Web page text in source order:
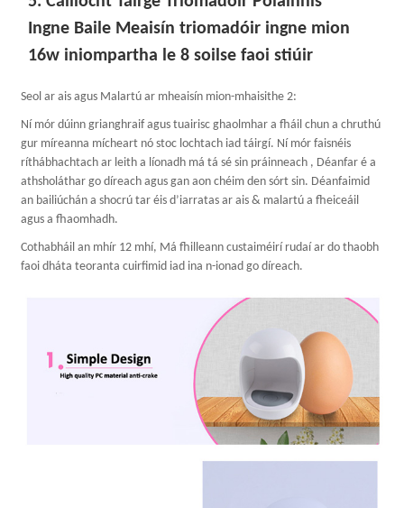
Ingne Baile Meaisín triomadóir ingne mion
16w iniompartha le 8 soilse faoi stiúir
Seol ar ais agus Malartú ar mheaisín mion-mhaisithe 2:
Ní mór dúinn grianghraif agus tuairisc ghaolmhar a fháil chun a chruthú
gur míreanna mícheart nó stoc lochtach iad táirgí. Ní mór faisnéis
ríthábhachtach ar leith a líonadh má tá sé sin práinneach , Déanfar é a
athsholáthar go díreach agus gan aon chéim den sórt sin. Déanfaimid
an bailiúchán a shocrú tar éis d’iarratas ar ais & malartú a fheiceáil
agus a fhaomhadh.
Cothabháil an mhír 12 mhí, Má fhilleann custaiméirí rudaí ar do thaobh
faoi dháta teoranta cuirfimid iad ina n-ionad go díreach.